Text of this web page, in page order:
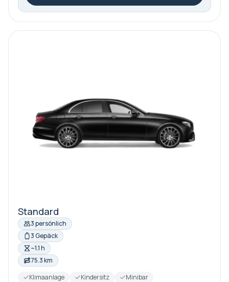
Standard
3 persönlich
3 Gepäck
~1.1 h
75.3 km
Klimaanlage
Kindersitz
Minibar